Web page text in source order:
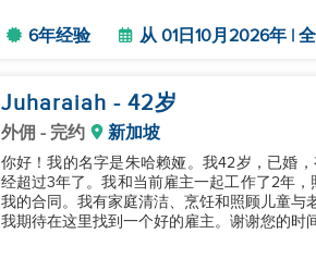
6年经验 从 01日10月2026年 |
Juharaiah - 42岁
外佣 - 完约 新加坡
你好！我的名字是朱哈赖娅。我42岁，已婚
经超过3年了。我和当前雇主一起工作了2年
我的合同。我有家庭清洁、烹饪和照顾儿童与
我期待在这里找到一个好的雇主。谢谢您的时